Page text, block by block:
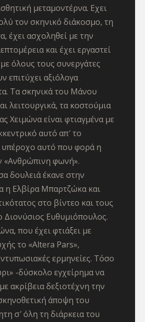
μεταμοντέρνα. Εχει
τον σκηνικό διάκοσμο, τη
έχει ασχοληθεί με την
και έχει εργαστεί
όλους τους συνεργάτες
επιτύχει αξιόλογα
Τα σκηνικά του Μάνου
λειτουργικά, τα κοστούμια
Χειμώνα είναι φτιαγμένα με
αυτό απ′ το
υπέροχο αυτό που φορά η
«Ανθρώπινη φωνή».
δουλειά έκανε στην
η Ελβίρα Μπαρτζώκα και
στο βίντεο και τους
Ευθυμιόπουλος.
που έχει φτιάξει με
το «Altera Pars»,
ερμηνείες. Τόσο
-δύσκολο εγχείρημα να
ακρίβεια δεξιοτέχνη την
άποψη του
σ′ όλη τη διάρκεια του